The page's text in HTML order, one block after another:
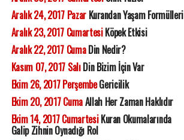
Aralık 24, 2017 PazarKurandan Yaşam Formülleri
Aralık 23, 2017 CumartesiKöpek Etkisi
Aralık 22, 2017 CumaDin Nedir?
Kasım 07, 2017 SalıDin Bizim İçin Var
Ekim 26, 2017 PerşembeGericilik
Ekim 20, 2017 CumaAllah Her Zaman Haklıdır
Ekim 14, 2017 CumartesiKuran Okumalarında
Galip Zihnin Oynadığı Rol